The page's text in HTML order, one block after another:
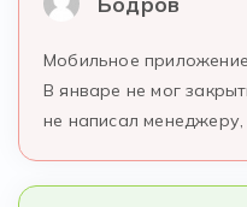
Мобильное
В январе не мог
не написал менеджеру,